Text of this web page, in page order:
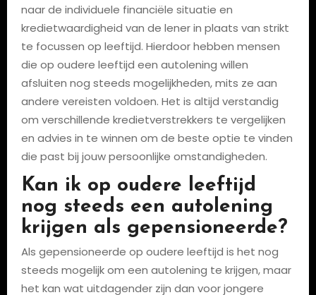
naar de individuele financiële situatie en
kredietwaardigheid van de lener in plaats van strikt
te focussen op leeftijd. Hierdoor hebben mensen
die op oudere leeftijd een autolening willen
afsluiten nog steeds mogelijkheden, mits ze aan
andere vereisten voldoen. Het is altijd verstandig
om verschillende kredietverstrekkers te vergelijken
en advies in te winnen om de beste optie te vinden
die past bij jouw persoonlijke omstandigheden.
Kan ik op oudere leeftijd
nog steeds een autolening
krijgen als gepensioneerde?
Als gepensioneerde op oudere leeftijd is het nog
steeds mogelijk om een autolening te krijgen, maar
het kan wat uitdagender zijn dan voor jongere